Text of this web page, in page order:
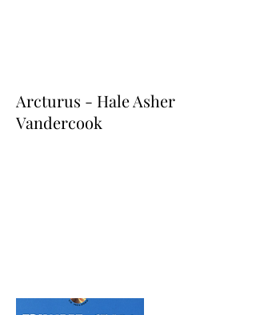
Arcturus - Hale Asher
Vandercook